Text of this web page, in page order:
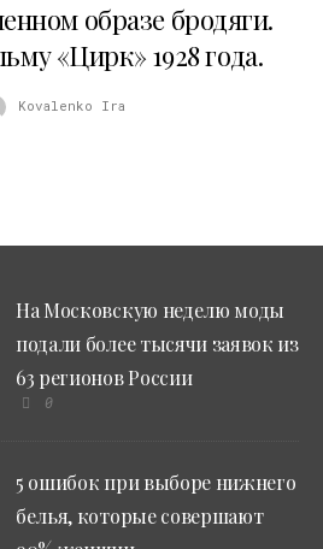
образе бродяги.
«Цирк» 1928 года.
Kovalenko Ira
На Московскую неделю моды
подали более тысячи заявок из
63 регионов России
0
5 ошибок при выборе нижнего
белья, которые совершают